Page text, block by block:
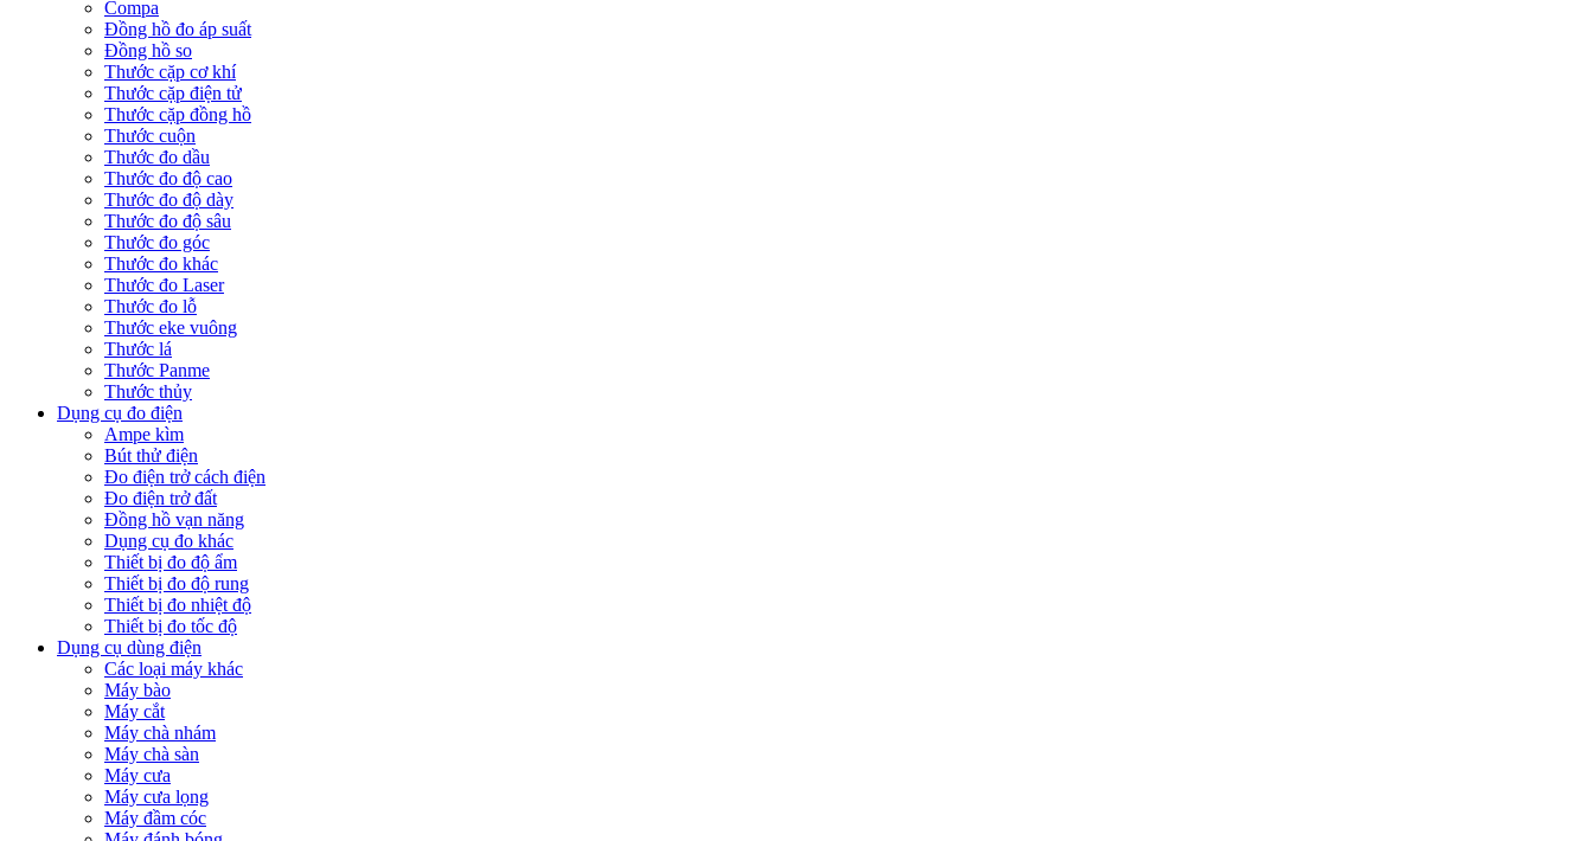
Compa
Đồng hồ đo áp suất
Đồng hồ so
Thước cặp cơ khí
Thước cặp điện tử
Thước cặp đồng hồ
Thước cuộn
Thước đo dầu
Thước đo độ cao
Thước đo độ dày
Thước đo độ sâu
Thước đo góc
Thước đo khác
Thước đo Laser
Thước đo lỗ
Thước eke vuông
Thước lá
Thước Panme
Thước thủy
Dụng cụ đo điện
Ampe kìm
Bút thử điện
Đo điện trở cách điện
Đo điện trở đất
Đồng hồ vạn năng
Dụng cụ đo khác
Thiết bị đo độ ẩm
Thiết bị đo độ rung
Thiết bị đo nhiệt độ
Thiết bị đo tốc độ
Dụng cụ dùng điện
Các loại máy khác
Máy bào
Máy cắt
Máy chà nhám
Máy chà sàn
Máy cưa
Máy cưa lọng
Máy đầm cóc